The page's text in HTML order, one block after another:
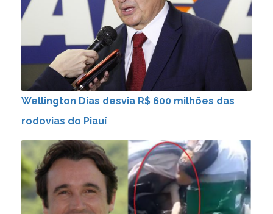
Wellington Dias desvia R$ 600 milhões das
rodovias do Piauí